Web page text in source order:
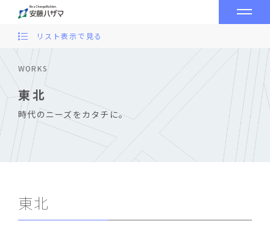
WORKS
東北
時代のニーズをカタチに。
リスト表示で見る
東北